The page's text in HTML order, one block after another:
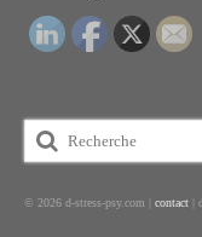
Rechercher
© 2026 d-stress-psy.com | contact |